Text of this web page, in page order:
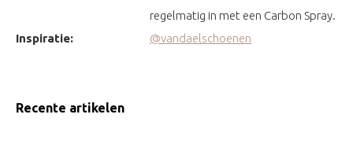
regelmatig in met een Carbon Spray.
Inspiratie:
@vandaelschoenen
Recente artikelen